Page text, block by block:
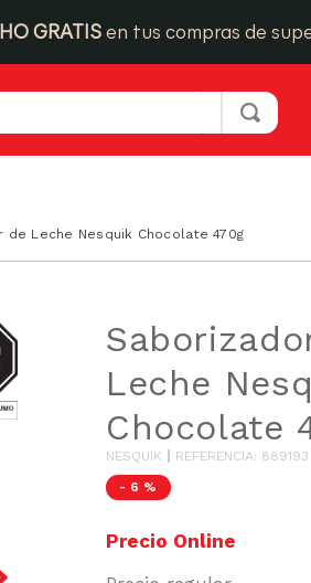
GRATIS en tus compras de
de Leche Nesquik Chocolate 470g
Leche
Chocolate
NESQUIK REFERENCIA: 889193
- 6 %